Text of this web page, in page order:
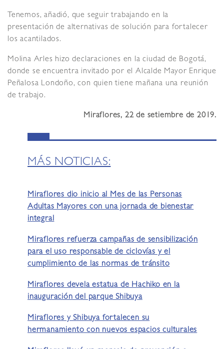
Tenemos, añadió, que seguir trabajando en la
presentación de alternativas de solución para fortalecer
los acantilados.
Molina Arles hizo declaraciones en la ciudad de Bogotá,
donde se encuentra invitado por el Alcalde Mayor Enrique
Peñalosa Londoño, con quien tiene mañana una reunión
de trabajo.
Miraflores, 22 de setiembre de 2019.
MÁS NOTICIAS:
Miraflores dio inicio al Mes de las Personas
Adultas Mayores con una jornada de bienestar
integral
Miraflores refuerza campañas de sensibilización
para el uso responsable de ciclovías y el
cumplimiento de las normas de tránsito
Miraflores devela estatua de Hachiko en la
inauguración del parque Shibuya
Miraflores y Shibuya fortalecen su
hermanamiento con nuevos espacios culturales